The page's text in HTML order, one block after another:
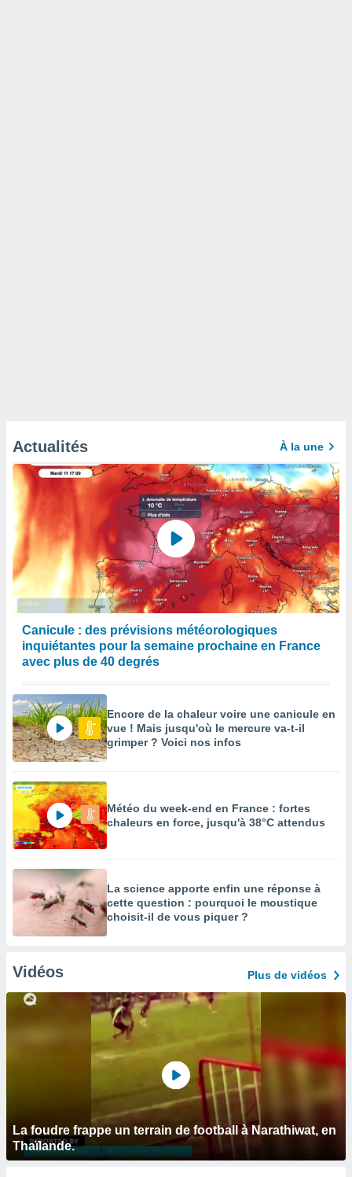
Actualités À la une
Canicule : des prévisions météorologiques
inquiétantes pour la semaine prochaine en France
avec plus de 40 degrés
Encore de la chaleur voire une canicule en
vue ! Mais jusqu'où le mercure va-t-il
grimper ? Voici nos infos
Météo du week-end en France : fortes
chaleurs en force, jusqu'à 38°C attendus
La science apporte enfin une réponse à
cette question : pourquoi le moustique
choisit-il de vous piquer ?
Vidéos Plus de vidéos
La foudre frappe un terrain de football à Narathiwat, en
Thaïlande.